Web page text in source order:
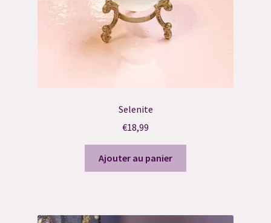
Selenite
€18,99
Ajouter au panier